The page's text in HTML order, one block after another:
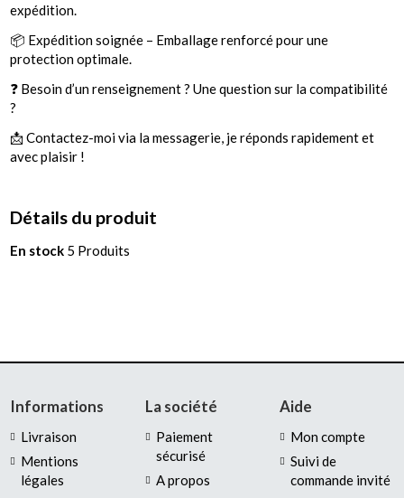
expédition.
📦 Expédition soignée – Emballage renforcé pour une
protection optimale.
❓ Besoin d’un renseignement ? Une question sur la compatibilité
?
📩 Contactez-moi via la messagerie, je réponds rapidement et
avec plaisir !
Détails du produit
En stock 5 Produits
Informations
Livraison
Mentions
légales
La société
Paiement
sécurisé
A propos
Aide
Mon compte
Suivi de
commande invité